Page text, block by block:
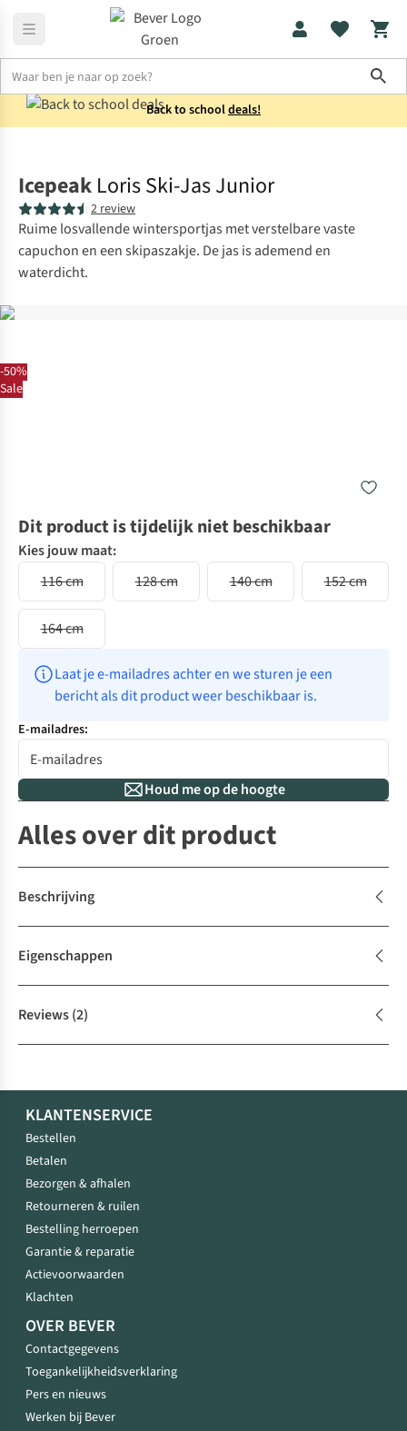
Back to schooldeals!
-50%
Sale
Icepeak Loris Ski-Jas Junior
2 review
Ruime losvallende wintersportjas met verstelbare vaste
capuchon en een skipaszakje. De jas is ademend en
waterdicht.
Dit product is tijdelijk niet beschikbaar
Kies jouw maat:
116 cm
128 cm 140 cm 152 cm
164 cm
Laat je e-mailadres achter en we sturen je een
bericht als dit product weer beschikbaar is.
E-mailadres:
Houd me op de hoogte
Alles over dit product
Beschrijving
Eigenschappen
Reviews(2)
KLANTENSERVICE
Bestellen
Betalen
Bezorgen & afhalen
Retourneren & ruilen
Bestelling herroepen
Garantie & reparatie
Actievoorwaarden
Klachten
OVER BEVER
Contactgegevens
Toegankelijkheidsverklaring
Pers en nieuws
Werken bij Bever